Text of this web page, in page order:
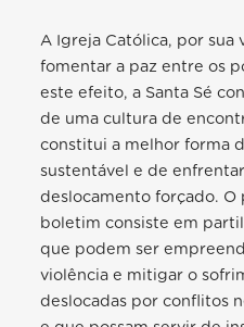
A Igreja Católica, por sua
fomentar a paz entre os
este efeito, a Santa Sé
de uma cultura de
constitui a melhor forma
sustentável e de
deslocamento forçado.
boletim consiste em
que podem ser
violência e mitigar o
deslocadas por conflitos